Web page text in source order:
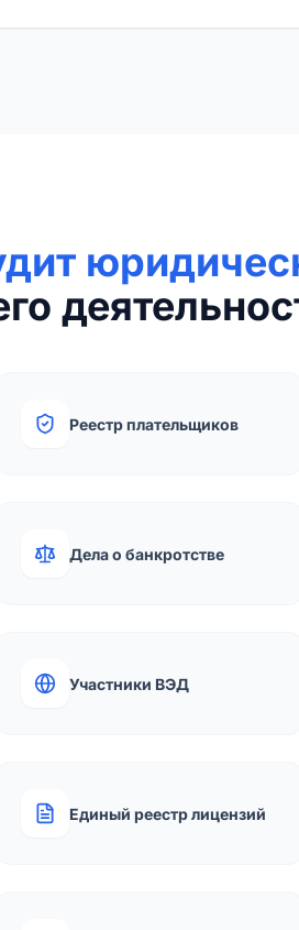
Реестр плательщиков
Дела о банкротстве
Участники ВЭД
Единый реестр лицензий